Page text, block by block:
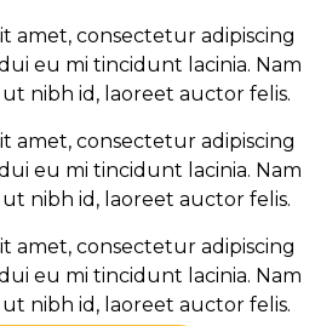
amet, consectetur adipiscing
eu mi tincidunt lacinia. Nam
nibh id, laoreet auctor felis.
amet, consectetur adipiscing
eu mi tincidunt lacinia. Nam
nibh id, laoreet auctor felis.
amet, consectetur adipiscing
eu mi tincidunt lacinia. Nam
nibh id, laoreet auctor felis.